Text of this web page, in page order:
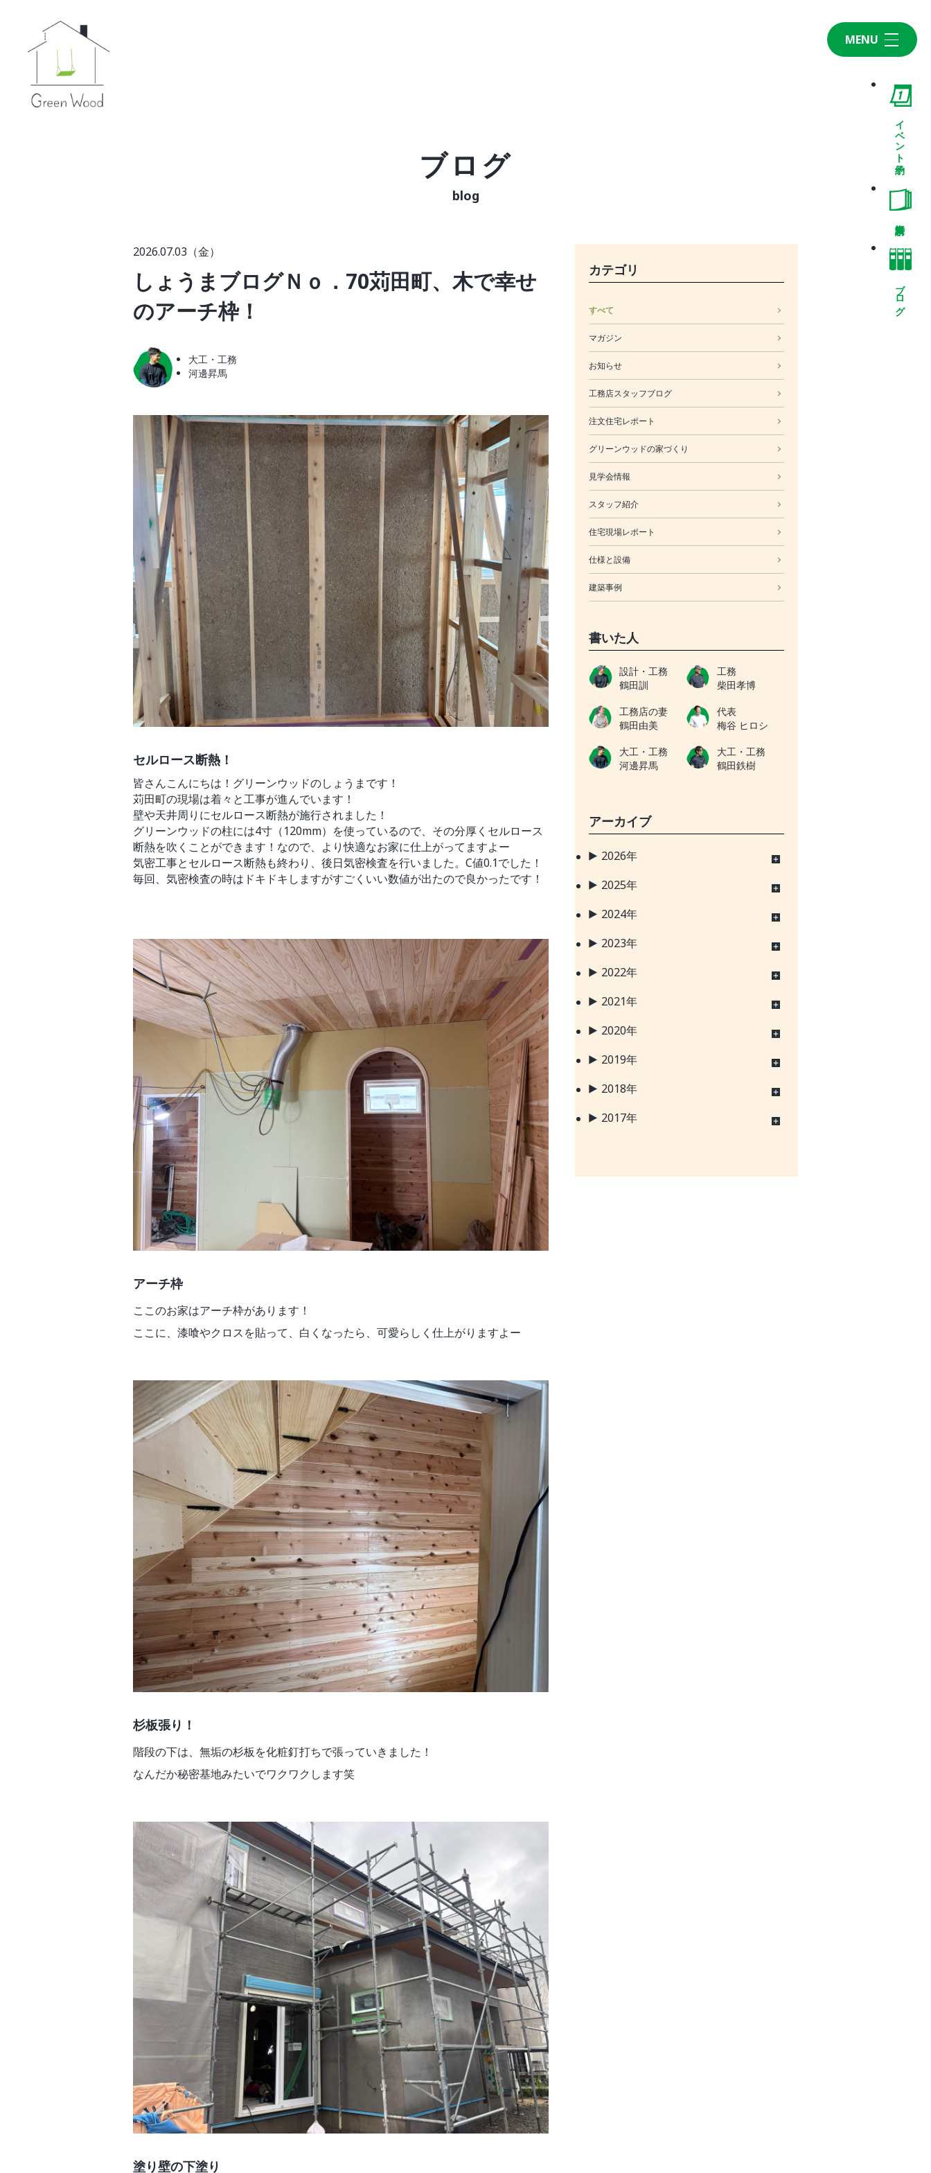
MENU
ABOUT
ブログ
お問い合わせ・資料請求
イベント予約
ブログ
ブログ
blog
2026.07.03（金）
しょうまブログＮｏ．70苅田町、木で幸せ
のアーチ枠！
大工・工務
河邊昇馬
セルロース断熱！
皆さんこんにちは！グリーンウッドのしょうまです！
苅田町の現場は着々と工事が進んでいます！
壁や天井周りにセルロース断熱が施行されました！
グリーンウッドの柱には4寸（120mm）を使っているので、その分厚くセルロース
断熱を吹くことができます！なので、より快適なお家に仕上がってますよー
気密工事とセルロース断熱も終わり、後日気密検査を行いました。C値0.1でした！
毎回、気密検査の時はドキドキしますがすごくいい数値が出たので良かったです！
アーチ枠
ここのお家はアーチ枠があります！
ここに、漆喰やクロスを貼って、白くなったら、可愛らしく仕上がりますよー
杉板張り！
階段の下は、無垢の杉板を化粧釘打ちで張っていきました！
なんだか秘密基地みたいでワクワクします笑
塗り壁の下塗り
カテゴリ
すべて
マガジン
お知らせ
工務店スタッフブログ
注文住宅レポート
グリーンウッドの家づくり
見学会情報
スタッフ紹介
住宅現場レポート
仕様と設備
建築事例
書いた人
設計・工務
鶴田訓
工務
柴田孝博
工務店の妻
鶴田由美
代表
梅谷 ヒロシ
大工・工務
河邊昇馬
大工・工務
鶴田鉄樹
アーカイブ
2026年
2025年
2024年
2023年
2022年
2021年
2020年
2019年
2018年
2017年